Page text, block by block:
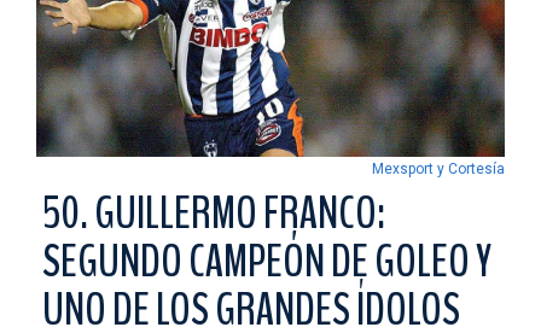
RAYADAS
FUERZAS BÁSICAS
RESPONSABILIDAD SOCIAL
TAQUILLA
TIENDA
ESTADIO
PRENSA
CONTACTO
Mexsport y Cortesía
50. GUILLERMO FRANCO:
SEGUNDO CAMPEÓN DE GOLEO Y
UNO DE LOS GRANDES ÍDOLOS